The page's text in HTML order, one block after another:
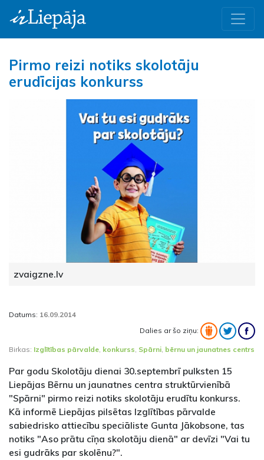
Pirmo reizi notiks skolotāju
erudīcijas konkurss
zvaigzne.lv
Datums: 16.09.2014
Dalies ar šo ziņu:
Birkas: Izglītības pārvalde, konkurss, Spārni, bērnu un jaunatnes centrs
Par godu Skolotāju dienai 30.septembrī pulksten 15
Liepājas Bērnu un jaunatnes centra struktūrvienībā
"Spārni" pirmo reizi notiks skolotāju erudītu konkurss.
Kā informē Liepājas pilsētas Izglītības pārvalde
sabiedrisko attiecību speciāliste Gunta Jākobsone, tas
notiks "Aso prātu cīņa skolotāju dienā" ar devīzi "Vai tu
esi gudrāks par skolēnu?".